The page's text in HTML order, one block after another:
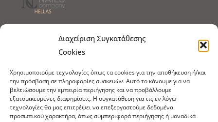
Διαχείριση Συγκατάθεσης
Cookies
Χρησιμοποιούμε τεχνολογίες όπως τα cookies για την αποθήκευση ή/και
την πρόσβαση σε πληροφορίες συσκευών. Αυτό το κάνουμε για να
βελτιώσουμε την εμπειρία περιήγησης και να προβάλλουμε
εξατομικευμένες διαφημίσεις. Η συγκατάθεση για τις εν λόγω
τεχνολογίες θα μας επιτρέψει να επεξεργαστούμε δεδομένα
προσωπικού χαρακτήρα, όπως συμπεριφορά περιήγησης ή μοναδικά
Τρόποι Παραγγελίας
Πολιτική Cookies
Εμπόριο Ειδών Ονυχοπλαστικής, Καλλωπισμού
άκρων και αξεσουάρ